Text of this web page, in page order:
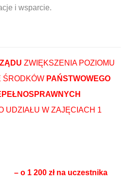
i wsparcie.
ZWIĘKSZENIA POZIOMU
ŚRODKÓW PAŃSTWOWEGO
UDZIAŁU W ZAJĘCIACH 1
1 200 zł na uczestnika